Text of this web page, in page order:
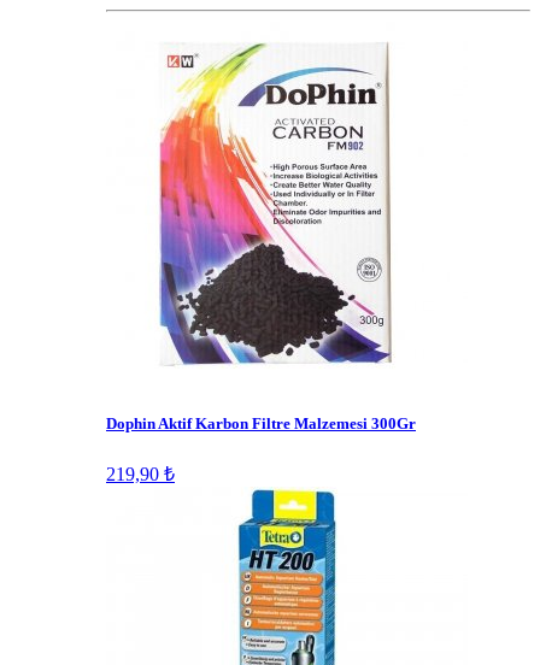
Dophin Aktif Karbon Filtre Malzemesi 300Gr
219,90 ₺